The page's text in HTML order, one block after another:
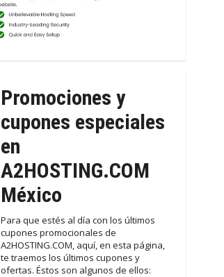
Promociones y
cupones especiales
en
A2HOSTING.COM
México
Para que estés al día con los últimos
cupones promocionales de
A2HOSTING.COM, aquí, en esta página,
te traemos los últimos cupones y
ofertas. Éstos son algunos de ellos: